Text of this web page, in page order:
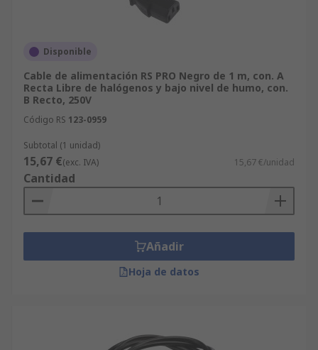
Disponible
Cable de alimentación RS PRO Negro de 1 m, con. A
Recta Libre de halógenos y bajo nivel de humo, con.
B Recto, 250V
Código RS 123-0959
Subtotal (1 unidad)
15,67 €(exc. IVA) 15,67 €/unidad
Cantidad
Añadir
Hoja de datos